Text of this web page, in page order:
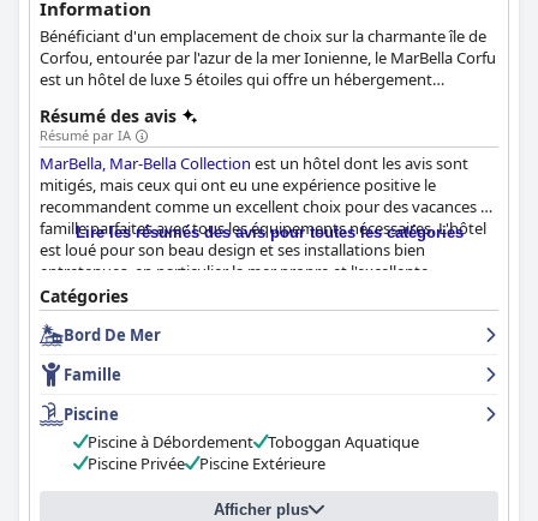
Information
Bénéficiant d'un emplacement de choix sur la charmante île de
Corfou, entourée par l'azur de la mer Ionienne, le MarBella Corfu
est un hôtel de luxe 5 étoiles qui offre un hébergement
L'hôtel dispose d'un éventail de chambres et de suites
confortables et aménagées avec goût, idéales pour des
vacances en famille, des escapades romantiques ou même des
voyages en solo. Avec une variété d'activités et d'équipements
pour satisfaire tous les types de clients, cet hôtel est sûr de
rendre le séjour de chaque client complètement relaxant et
satisfaisant.
Résumé des avis
Résumé par IA
MarBella, Mar-Bella Collection est un hôtel dont les avis sont
mitigés, mais ceux qui ont eu une expérience positive le
recommandent comme un excellent choix pour des vacances en
famille parfaites avec tous les équipements nécessaires. L'hôtel
est loué pour son beau design et ses installations bien
entretenues, en particulier la mer propre et l'excellente
nourriture. Bien que certains clients aient eu des problèmes
avec le personnel à leur arrivée, d'autres ont trouvé le personnel
attentif et serviable. Si certains clients ont estimé que l'hôtel
n'était pas à la hauteur de leurs attentes compte tenu du prix et
de la publicité, d'autres ont été époustouflés par la qualité
exceptionnelle et les normes élevées de l'hôtel. Plusieurs clients
originaires de pays non européens ont estimé que le classement
5 étoiles ne correspondait pas à leurs critères. Dans l'ensemble,
MarBella, Mar-Bella Collection est une excellente option pour
ceux qui recherchent un lieu de vacances adapté aux familles.
Lire les résumés des avis pour toutes les catégories
Catégories
Bord De Mer
Famille
Piscine
Piscine à Débordement
Toboggan Aquatique
Piscine Privée
Piscine Extérieure
Afficher plus